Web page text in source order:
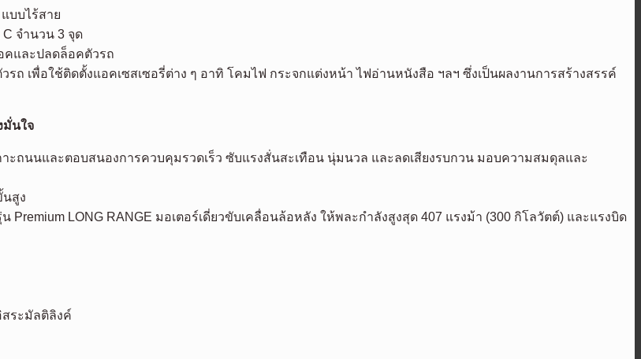
บบไร้สาย
จำนวน 3 จุด
คและปลดล็อคตัวรถ
ถ เพื่อใช้ติดตั้งแอคเซสเซอรี่ต่าง ๆ อาทิ โคมไฟ กระจกแต่งหน้า ไฟอ่านหนังสือ ฯลฯ ซึ่งเป็นผลงานการสร้างสรรค์
มั่นใจ
าะถนนและตอบสนองการควบคุมรวดเร็ว ซับแรงสั่นสะเทือน นุ่มนวล และลดเสียงรบกวน มอบความสมดุลและ
นสูง
Premium LONG RANGE มอเตอร์เดี่ยวขับเคลื่อนล้อหลัง ให้พละกำลังสูงสุด 407 แรงม้า (300 กิโลวัตต์) และแรงบิด
ระมัลติลิงค์